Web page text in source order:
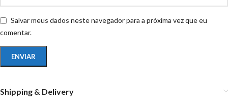
Salvar meus dados neste navegador para a próxima vez que eu
comentar.
Shipping & Delivery